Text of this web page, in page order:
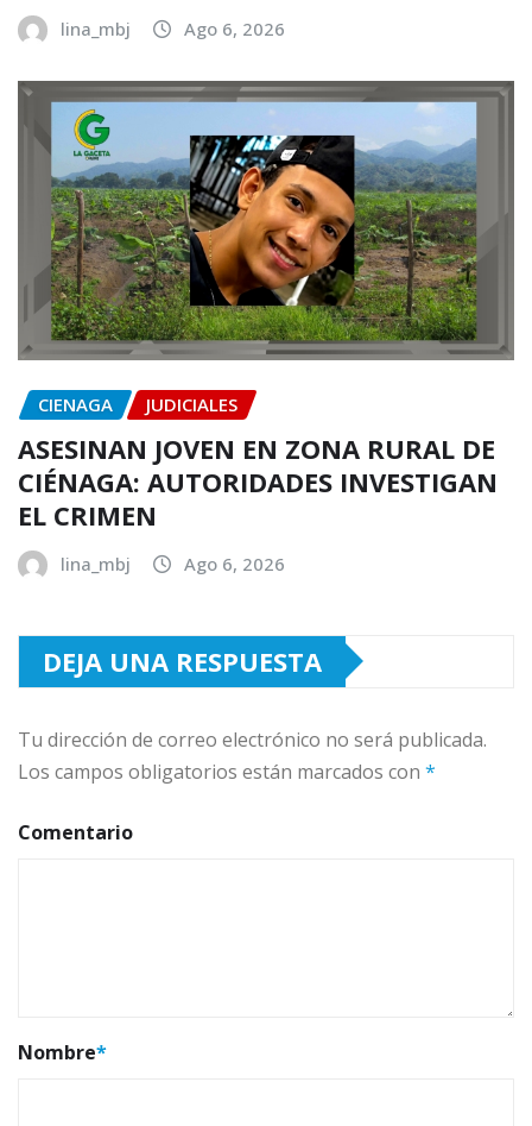
lina_mbj Ago 6, 2026
CIENAGA JUDICIALES
ASESINAN JOVEN EN ZONA RURAL DE
CIÉNAGA: AUTORIDADES INVESTIGAN
EL CRIMEN
lina_mbj Ago 6, 2026
DEJA UNA RESPUESTA
Tu dirección de correo electrónico no será publicada.
Los campos obligatorios están marcados con *
Comentario
Nombre*